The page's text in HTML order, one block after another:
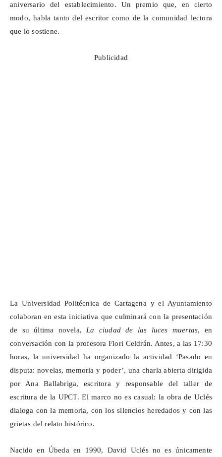
aniversario del establecimiento. Un premio que, en cierto
modo, habla tanto del escritor como de la comunidad lectora
que lo sostiene.
Publicidad
La Universidad Politécnica de Cartagena y el Ayuntamiento
colaboran en esta iniciativa que culminará con la presentación
de su última novela, La ciudad de las luces muertas, en
conversación con la profesora Flori Celdrán. Antes, a las 17:30
horas, la universidad ha organizado la actividad ‘Pasado en
disputa: novelas, memoria y poder’, una charla abierta dirigida
por Ana Ballabriga, escritora y responsable del taller de
escritura de la UPCT. El marco no es casual: la obra de Uclés
dialoga con la memoria, con los silencios heredados y con las
grietas del relato histórico.
Nacido en Úbeda en 1990, David Uclés no es únicamente